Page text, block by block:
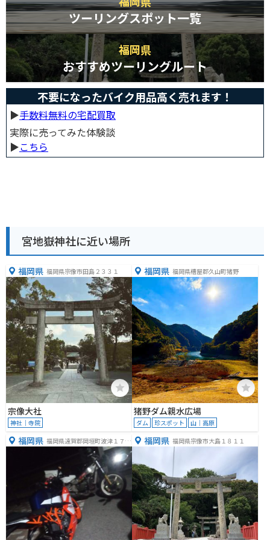
ツーリングスポット一覧
福岡県
おすすめツーリングルート
不要になったバイク用品高く売れます！
▶︎手数料無料の宅配買取
実際に売ってみた体験談
▶︎こちら
宮地嶽神社に近い場所
福岡県 福岡県宗像市田島２３３１
宗像大社
神社｜寺院
福岡県 福岡県糟屋郡久山町猪野
猪野ダム親水広場
ダム 珍スポット 山｜高原
福岡県 福岡県遠賀郡岡垣町波津１７４
福岡県 福岡県宗像市大島１８１１